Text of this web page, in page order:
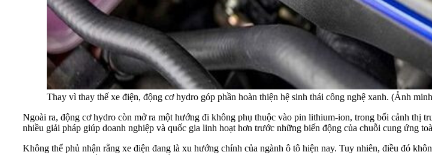
Thay vì thay thế xe điện, động cơ hydro góp phần hoàn thiện hệ sinh thái công nghệ xanh. (Ảnh
Ngoài ra, động cơ hydro còn mở ra một hướng đi không phụ thuộc vào pin lithium-ion, trong bối cảnh thị
nhiều giải pháp giúp doanh nghiệp và quốc gia linh hoạt hơn trước những biến động của chuỗi cung ứng
Không thể phủ nhận rằng xe điện đang là xu hướng chính của ngành ô tô hiện nay. Tuy nhiên, điều đó